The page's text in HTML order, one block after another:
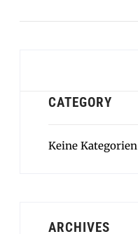
CATEGORY
Keine Kategorien
ARCHIVES